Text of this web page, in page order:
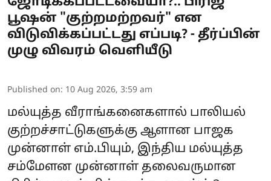
பூஷன் "குற்றமற்றவர்" என
விடுவிக்கப்பட்டது எப்படி? - தீர்ப்பின்
முழு விவரம் வெளியீடு
Published on: 10 Aug 2026, 3:59 am
மல்யுத்த வீராங்கனைகளால் பாலியல்
குற்றச்சாட்டுகளுக்கு ஆளான பாஜக
முன்னாள் எம்.பியும், இந்திய மல்யுத்த
சம்மேளன முன்னாள் தலைவருமான